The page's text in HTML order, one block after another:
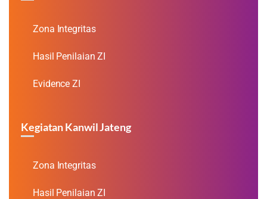
Zona Integritas
Hasil Penilaian ZI
Evidence ZI
Kegiatan Kanwil Jateng
Zona Integritas
Hasil Penilaian ZI